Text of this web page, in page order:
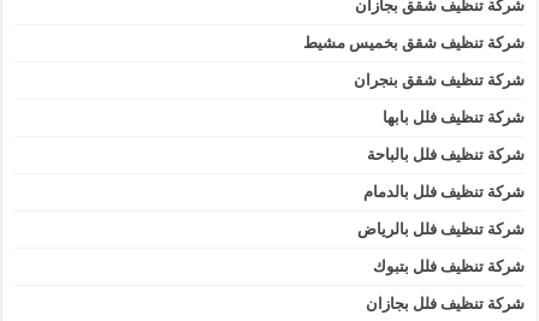
شركة تنظيف شقق بجازان
شركة تنظيف شقق بخميس مشيط
شركة تنظيف شقق بنجران
شركة تنظيف فلل بابها
شركة تنظيف فلل بالباحة
شركة تنظيف فلل بالدمام
شركة تنظيف فلل بالرياض
شركة تنظيف فلل بتبوك
شركة تنظيف فلل بجازان